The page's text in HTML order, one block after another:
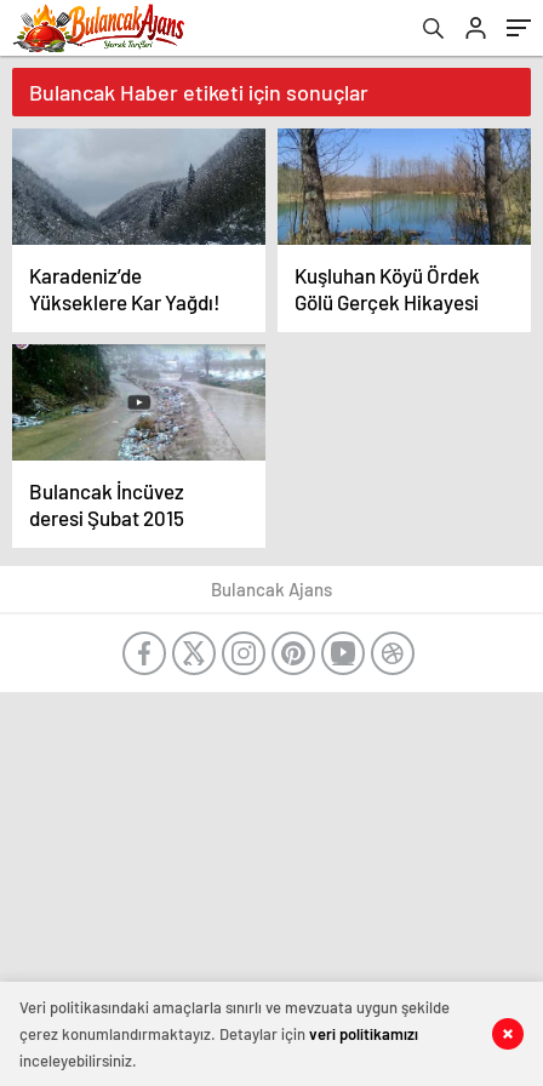
Bulancak Haber etiketi için sonuçlar
Karadeniz’de
Yükseklere Kar Yağdı!
Kuşluhan Köyü Ördek
Gölü Gerçek Hikayesi
Bulancak İncüvez
deresi Şubat 2015
Bulancak Ajans
Veri politikasındaki amaçlarla sınırlı ve mevzuata uygun şekilde
çerez konumlandırmaktayız. Detaylar içinveri politikamızı
inceleyebilirsiniz.